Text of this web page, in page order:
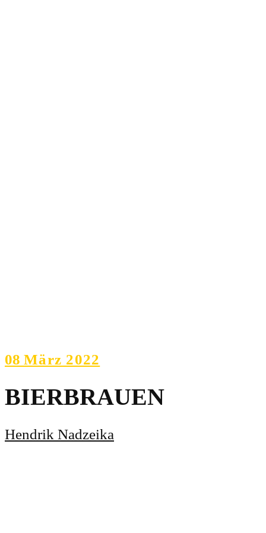
08 März 2022
BIERBRAUEN
Hendrik Nadzeika